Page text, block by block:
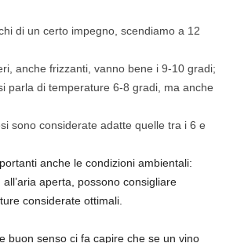
di un certo impegno, scendiamo a 12
anche frizzanti, vanno bene i 9-10 gradi;
parla di temperature 6-8 gradi, ma anche
sono considerate adatte quelle tra i 6 e
anche le condizioni ambientali:
aperta, possono consigliare
considerate ottimali.
buon senso ci fa capire che se un vino